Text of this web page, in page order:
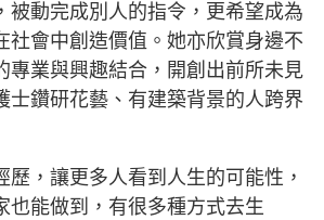
被動完成別人的指令，更希望成為
社會中創造價值。她亦欣賞身邊不
專業與興趣結合，開創出前所未見
鑽研花藝、有建築背景的人跨界
歷，讓更多人看到人生的可能性，
也能做到，有很多種方式去生